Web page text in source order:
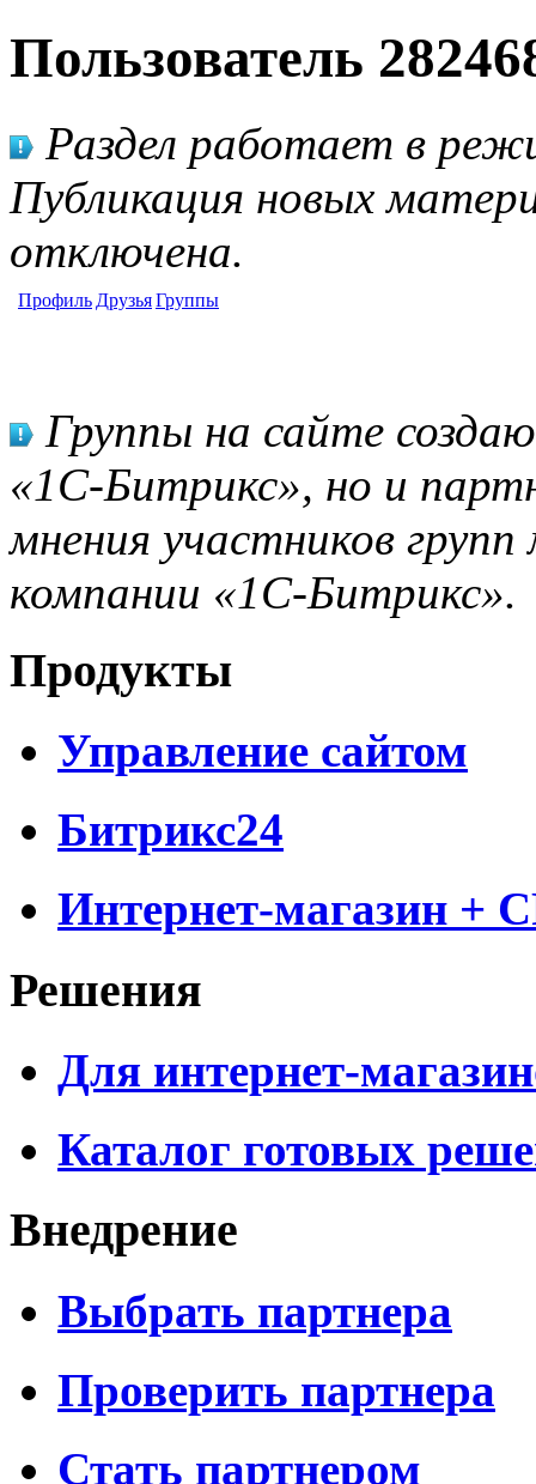
Пользователь
Раздел работает в
Публикация новых
отключена.
Профиль ДрузьяГруппы
Группы на сайте
«1С-Битрикс», но и
мнения участников
компании «1С-Битрикс».
Продукты
Управление сайтом
Битрикс24
Интернет-магазин +
Решения
Для интернет-
Каталог готовых
Внедрение
Выбрать партнера
Проверить партнера
Стать партнером